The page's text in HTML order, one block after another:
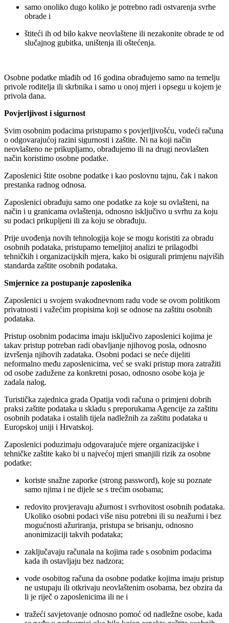
samo onoliko dugo koliko je potrebno radi ostvarenja svrhe
obrade i
štiteći ih od bilo kakve neovlaštene ili nezakonite obrade te od
slučajnog gubitka, uništenja ili oštećenja.
Osobne podatke mlađih od 16 godina obrađujemo samo na temelju
privole roditelja ili skrbnika i samo u onoj mjeri i opsegu u kojem je
privola dana.
Povjerljivost i sigurnost
Svim osobnim podacima pristupamo s povjerljivošću, vodeći računa
o odgovarajućoj razini sigurnosti i zaštite. Ni na koji način
neovlašteno ne prikupljamo, obrađujemo ili na drugi neovlašten
način koristimo osobne podatke.
Zaposlenici štite osobne podatke i kao poslovnu tajnu, čak i nakon
prestanka radnog odnosa.
Zaposlenici obrađuju samo one podatke za koje su ovlašteni, na
način i u granicama ovlaštenja, odnosno isključivo u svrhu za koju
su podaci prikupljeni ili za koju se obrađuju.
Prije uvođenja novih tehnologija koje se mogu koristiti za obradu
osobnih podataka, pristupamo temeljitoj analizi te prilagodbi
tehničkih i organizacijskih mjera, kako bi osigurali primjenu najviših
standarda zaštite osobnih podataka.
Smjernice za postupanje zaposlenika
Zaposlenici u svojem svakodnevnom radu vode se ovom politikom
privatnosti i važećim propisima koji se odnose na zaštitu osobnih
podataka.
Pristup osobnim podacima imaju isključivo zaposlenici kojima je
takav pristup potreban radi obavljanje njihovog posla, odnosno
izvršenja njihovih zadataka. Osobni podaci se neće dijeliti
neformalno među zaposlenicima, već se svaki pristup mora zatražiti
od osobe zadužene za konkretni posao, odnosno osobe koja je
zadala nalog.
Turistička zajednica grada Opatija vodi računa o primjeni dobrih
praksi zaštite podataka u skladu s preporukama Agencije za zaštitu
osobnih podataka i ostalih tijela nadležnih za zaštitu podataka u
Europskoj uniji i Hrvatskoj.
Zaposlenici poduzimaju odgovarajuće mjere organizacijske i
tehničke zaštite kako bi u najvećoj mjeri smanjili rizik za osobne
podatke:
koriste snažne zaporke (strong password), koje su poznate
samo njima i ne dijele se s trećim osobama;
redovito provjeravaju ažurnost i svrhovitost osobnih podataka.
Ukoliko osobni podaci više nisu potrebni ili su neažurni i bez
mogućnosti ažuriranja, pristupa se brisanju, odnosno
anonimizaciji takvih podataka;
zaključavaju računala na kojima rade s osobnim podacima
kada ih ostavljaju bez nadzora;
vode osobitog računa da osobne podatke kojima imaju pristup
ne ustupaju ili otkrivaju neovlaštenim osobama, bez obzira da
li je riječ o zaposlenicima ili ne i
tražeći savjetovanje odnosno pomoć od nadležne osobe, kada